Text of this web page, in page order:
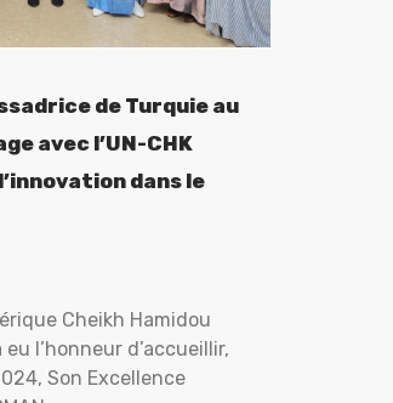
de Turquie au
avec l’UN-CHK
dans le
Cheikh Hamidou
eu l’honneur d’accueillir,
Son Excellence